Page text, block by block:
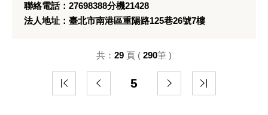
聯絡電話：27698388分機21428
法人地址：臺北市南港區重陽路125巷26號7樓
5
共： 29 頁 ( 290筆 )